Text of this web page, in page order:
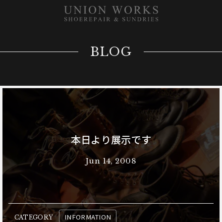
BLOG
本日より展示です
Jun 14, 2008
CATEGORY INFORMATION